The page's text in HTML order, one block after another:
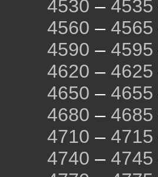
4530 – 4535
4560 – 4565
4590 – 4595
4620 – 4625
4650 – 4655
4680 – 4685
4710 – 4715
4740 – 4745